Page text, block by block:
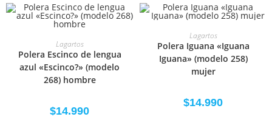
SELECCIONAR OPCIONES
Lagartos
Polera Escinco de lengua
azul «Escinco?» (modelo
268) hombre
$14.990
SELECCIONAR OPCIONES
Lagartos
Polera Iguana «Iguana
Iguana» (modelo 258)
mujer
$14.990